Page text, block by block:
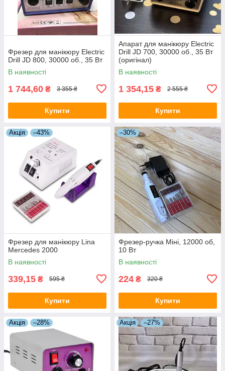
Фрезер для манікюру Electric
Drill JD 800, 30000 об., 35 Вт
В наявності
1 744,60 ₴ 3 355 ₴
Купити
Апарат для манікюру Electric
Drill JD 700, 30000 об., 35 Вт
(оригінал)
В наявності
1 354,15 ₴ 2 555 ₴
Купити
Акція –43%
Фрезер для манікюру Lina
Mercedes 2000
В наявності
339,15 ₴ 595 ₴
Купити
–30%
Фрезер-ручка Міні, 12000 об,
10 Вт
В наявності
224 ₴ 320 ₴
Купити
Акція –28% Акція –27%